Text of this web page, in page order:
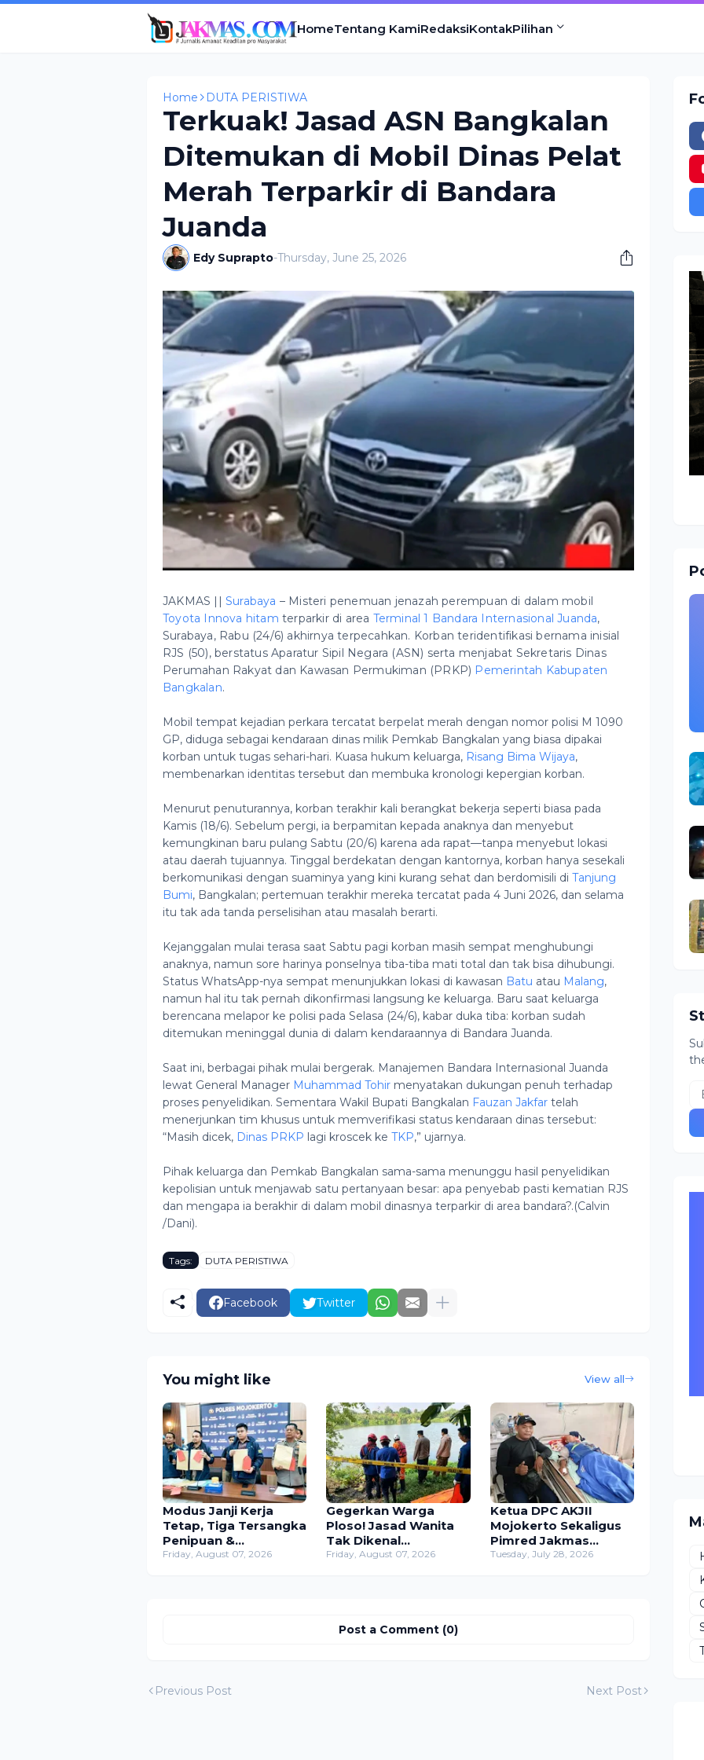
HomeTentang KamiRedaksiKontakPilihan
Home DUTA PERISTIWA
Terkuak! Jasad ASN Bangkalan
Ditemukan di Mobil Dinas Pelat
Merah Terparkir di Bandara
Juanda
Edy Suprapto-Thursday, June 25, 2026
JAKMAS || Surabaya – Misteri penemuan jenazah perempuan di dalam mobil
Toyota Innova hitam terparkir di area Terminal 1 Bandara Internasional Juanda,
Surabaya, Rabu (24/6) akhirnya terpecahkan. Korban teridentifikasi bernama inisial
RJS (50), berstatus Aparatur Sipil Negara (ASN) serta menjabat Sekretaris Dinas
Perumahan Rakyat dan Kawasan Permukiman (PRKP) Pemerintah Kabupaten
Bangkalan.
Mobil tempat kejadian perkara tercatat berpelat merah dengan nomor polisi M 1090
GP, diduga sebagai kendaraan dinas milik Pemkab Bangkalan yang biasa dipakai
korban untuk tugas sehari-hari. Kuasa hukum keluarga, Risang Bima Wijaya,
membenarkan identitas tersebut dan membuka kronologi kepergian korban.
Menurut penuturannya, korban terakhir kali berangkat bekerja seperti biasa pada
Kamis (18/6). Sebelum pergi, ia berpamitan kepada anaknya dan menyebut
kemungkinan baru pulang Sabtu (20/6) karena ada rapat—tanpa menyebut lokasi
atau daerah tujuannya. Tinggal berdekatan dengan kantornya, korban hanya sesekali
berkomunikasi dengan suaminya yang kini kurang sehat dan berdomisili di Tanjung
Bumi, Bangkalan; pertemuan terakhir mereka tercatat pada 4 Juni 2026, dan selama
itu tak ada tanda perselisihan atau masalah berarti.
Kejanggalan mulai terasa saat Sabtu pagi korban masih sempat menghubungi
anaknya, namun sore harinya ponselnya tiba-tiba mati total dan tak bisa dihubungi.
Status WhatsApp-nya sempat menunjukkan lokasi di kawasan Batu atau Malang,
namun hal itu tak pernah dikonfirmasi langsung ke keluarga. Baru saat keluarga
berencana melapor ke polisi pada Selasa (24/6), kabar duka tiba: korban sudah
ditemukan meninggal dunia di dalam kendaraannya di Bandara Juanda.
Saat ini, berbagai pihak mulai bergerak. Manajemen Bandara Internasional Juanda
lewat General Manager Muhammad Tohir menyatakan dukungan penuh terhadap
proses penyelidikan. Sementara Wakil Bupati Bangkalan Fauzan Jakfar telah
menerjunkan tim khusus untuk memverifikasi status kendaraan dinas tersebut:
“Masih dicek, Dinas PRKP lagi kroscek ke TKP,” ujarnya.
Pihak keluarga dan Pemkab Bangkalan sama-sama menunggu hasil penyelidikan
kepolisian untuk menjawab satu pertanyaan besar: apa penyebab pasti kematian RJS
dan mengapa ia berakhir di dalam mobil dinasnya terparkir di area bandara?.(Calvin
/Dani).
Tags: DUTA PERISTIWA
Facebook Twitter
You might like View all
Modus Janji Kerja
Tetap, Tiga Tersangka
Penipuan &
Penggelapan Rp630
Friday, August 07, 2026
Gegerkan Warga
Ploso! Jasad Wanita
Tak Dikenal
Ditemukan
Friday, August 07, 2026
Ketua DPC AKJII
Mojokerto Sekaligus
Pimred Jakmas
Jenguk Zaenal
Tuesday, July 28, 2026
Post a Comment (0)
Previous Post Next Post